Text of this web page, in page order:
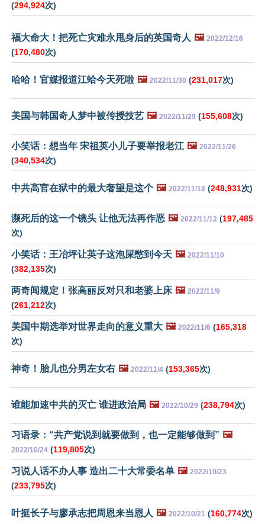
(294,924次)
福大命大！把死亡灾难永甩身后的英国奇人 🖼️ 2022/12/16
(170,480次)
哈哈！官媒报道江蛤今天死啦 🖼️ 2022/11/30 (231,017次)
美国与韩国奇人梦中被传授技艺 🖼️ 2022/11/29 (155,608次)
小笑话：想当年 宋祖英小儿子要举报老江 🖼️ 2022/11/26
(340,534次)
中共高官在狱中的最大奢望是这个 🖼️ 2022/11/18 (248,931次)
濒死后的这一个镜头 让他无法再作恶 🖼️ 2022/11/12 (197,485
次)
小笑话：王冶坪让英子这泡屎憋到今天 🖼️ 2022/11/10
(382,135次)
两奇闻规定！张高丽反对只和老婆上床 🖼️ 2022/11/9
(261,212次)
美国中期选举对世界走向的意义重大 🖼️ 2022/11/6 (165,318
次)
神奇！胎儿也分男左女右 🖼️ 2022/11/4 (153,365次)
谁能加速中共的灭亡 谁进政治局 🖼️ 2022/10/29 (238,794次)
习语录：“共产党说到就要做到，也一定能够做到” 🖼️
2022/10/24 (119,805次)
习说人话不办人事 造出二十大常委名单 🖼️ 2022/10/23
(233,795次)
叶挺长子与廖承志把周恩来当恩人 🖼️ 2022/10/21 (160,774次)